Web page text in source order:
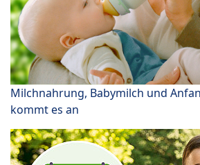
Milchnahrung, Babymilch und
kommt es an